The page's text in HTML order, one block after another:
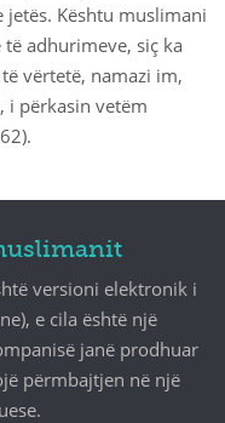
Kështu muslimani
adhurimeve, siç ka
vërtetë, namazi im,
i përkasin vetëm
versioni elektronik i
e cila është një
janë prodhuar
përmbajtjen në një